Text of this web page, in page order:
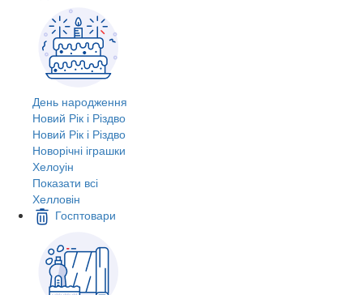
День народження
Новий Рік і Різдво
Новий Рік і Різдво
Новорічні іграшки
Хелоуін
Показати всі
Хелловін
Госптовари